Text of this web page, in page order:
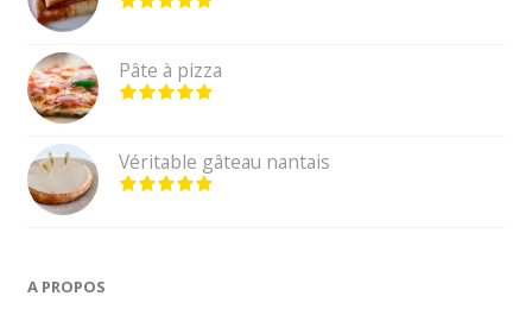
Pâte à pizza
Véritable gâteau nantais
A PROPOS